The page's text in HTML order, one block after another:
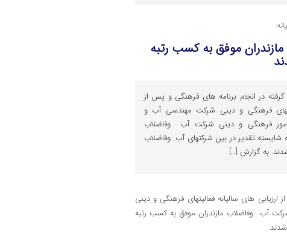
موفق به کسب رتبه
در انجام برنامه های فرهنگی و پس از
فرهنگی و دینی شرکت مهندسی آب و
فرهنگی و دینی شرکت آب وفاضلاب
شایسته تقدیر در بین شرکتهای آب وفاضلاب
های سالیانه فعالیتهای فرهنگی و دینی
آب وفاضلاب مازندران موفق به کسب رتبه